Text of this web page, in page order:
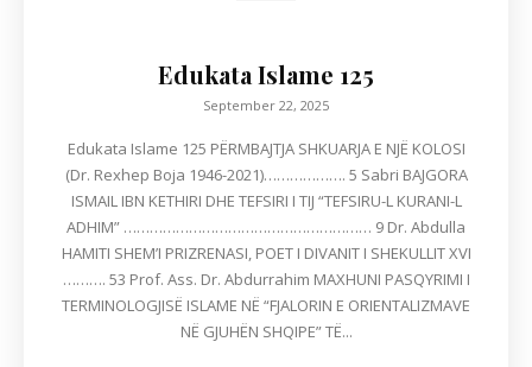
Edukata Islame 125
September 22, 2025
Edukata Islame 125 PËRMBAJTJA SHKUARJA E NJË KOLOSI
(Dr. Rexhep Boja 1946-2021)………………. 5 Sabri BAJGORA
ISMAIL IBN KETHIRI DHE TEFSIRI I TIJ “TEFSIRU-L KURANI-L
ADHIM” ………………………………………………… 9 Dr. Abdulla
HAMITI SHEM’I PRIZRENASI, POET I DIVANIT I SHEKULLIT XVI
………. 53 Prof. Ass. Dr. Abdurrahim MAXHUNI PASQYRIMI I
TERMINOLOGJISË ISLAME NË “FJALORIN E ORIENTALIZMAVE
NË GJUHËN SHQIPE” TË...